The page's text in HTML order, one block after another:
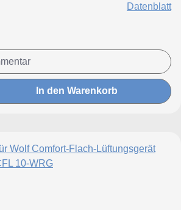
Datenblatt
In den Warenkorb